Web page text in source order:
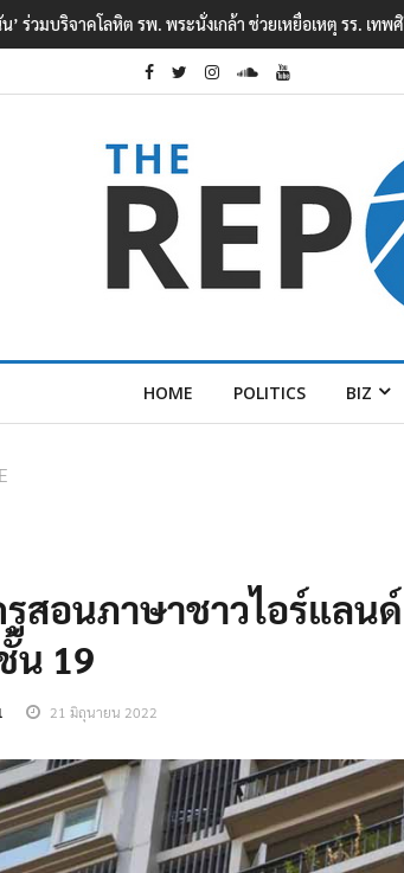
ะหว่างสอบสวนแรงจูงใจ เหตุยิงในโรงเรียนเทพศิรินทร์ นน
ยดเรื่องเรียน
HOME POLITICS BIZ
สอนภาษาชาวไอร์แลน
น 19
21 มิถุนายน 2022